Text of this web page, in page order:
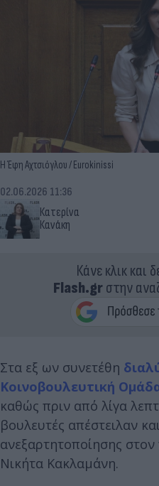
Η Έφη Αχτσιόγλου / Eurokinissi
Κατερίνα
Κανάκη
02.06.2026 11:36
Κάνε κλικ και
Flash.grστην
Στα εξ ων συνετέθη
Κοινοβουλευτική
καθώς πριν από λίγα
βουλευτές απέστειλαν
ανεξαρτητοποίησης
Νικήτα Κακλαμάνη.